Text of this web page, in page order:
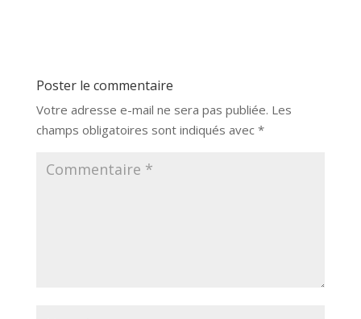
Poster le commentaire
Votre adresse e-mail ne sera pas publiée. Les
champs obligatoires sont indiqués avec *